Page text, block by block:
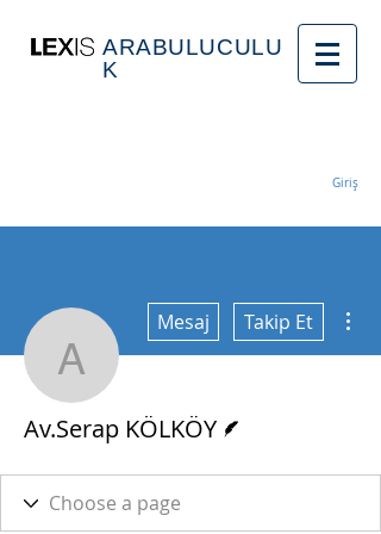
ARABULUCULU
K
Giriş
Av.Serap
Mesaj Takip Et
Av.Serap KÖLKÖY